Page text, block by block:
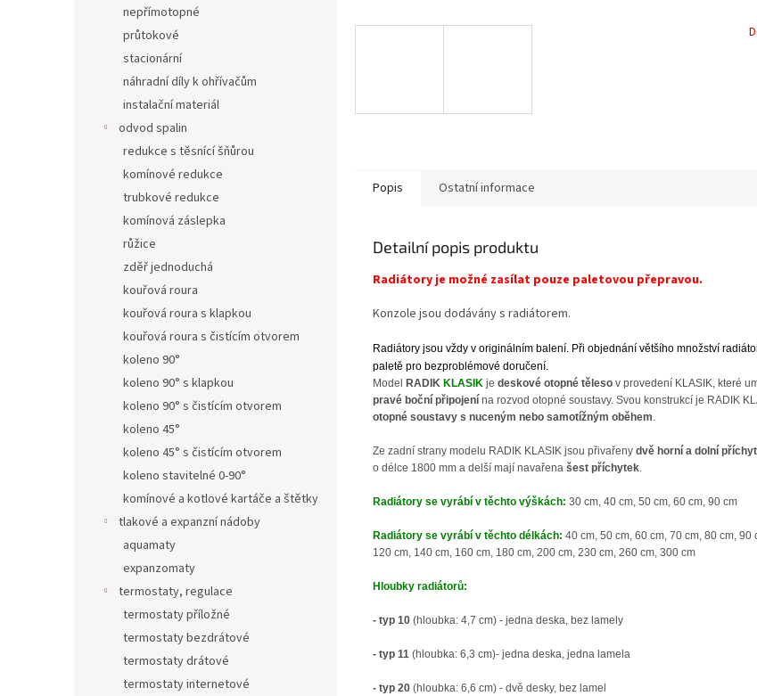
nepřímotopné
průtokové
stacionární
náhradní díly k ohřívačům
instalační materiál
odvod spalin
redukce s těsnící šňůrou
komínové redukce
trubkové redukce
komínová záslepka
růžice
zděř jednoduchá
kouřová roura
kouřová roura s klapkou
kouřová roura s čistícím otvorem
koleno 90°
koleno 90° s klapkou
koleno 90° s čistícím otvorem
koleno 45°
koleno 45° s čistícím otvorem
koleno stavitelné 0-90°
komínové a kotlové kartáče a štětky
tlakové a expanzní nádoby
aquamaty
expanzomaty
termostaty, regulace
termostaty příložné
termostaty bezdrátové
termostaty drátové
termostaty internetové
Popis Ostatní informace
Detailní popis produktu
Radiátory je možné zasílat pouze paletovou přepravou.
Konzole jsou dodávány s radiátorem.
Radiátory jsou vždy v originálním balení. Při objednání většího množství
paletě pro bezproblémové doručení.
Model
RADIK KLASIK je deskové otopné těleso v provedení KLASIK, které
pravé boční připojení na rozvod otopné soustavy. Svou konstrukcí je RADIK
otopné soustavy s nuceným nebo samotížným oběhem.
Ze zadní strany modelu RADIK KLASIK jsou přivařeny dvě horní a dolní
o délce 1800 mm a delší mají navařena šest příchytek.
Radiátory se vyrábí v těchto výškách: 30 cm, 40 cm, 50 cm, 60 cm, 90 cm
Radiátory se vyrábí v těchto délkách: 40 cm, 50 cm, 60 cm, 70 cm, 80 cm, 90
120 cm, 140 cm, 160 cm, 180 cm, 200 cm, 230 cm, 260 cm, 300 cm
Hloubky radiátorů:
- typ 10 (hloubka: 4,7 cm) - jedna deska, bez lamely
- typ 11 (hloubka: 6,3 cm)- jedna deska, jedna lamela
- typ 20 (hloubka: 6,6 cm) - dvě desky, bez lamel